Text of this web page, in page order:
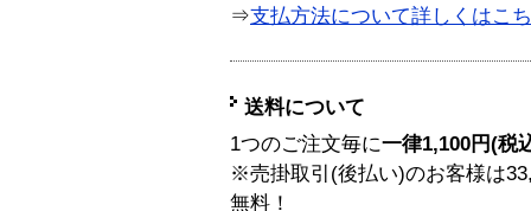
⇒支払方法について詳しくはこ
送料について
1つのご注文毎に一律1,100円(税
※売掛取引(後払い)のお客様は
無料！